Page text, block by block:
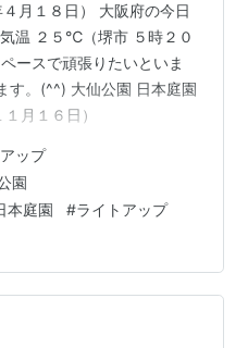
月１８日） 大阪府の今日
温 ２５℃（堺市 ５時２０
ースで頑張りたいといま
す。(^^) 大仙公園 日本庭園
月１６日）
ップ
園
本庭園 #ライトアップ